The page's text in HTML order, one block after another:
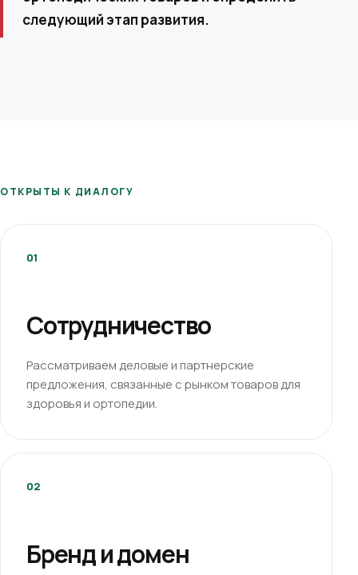
следующий этап развития.
ОТКРЫТЫ К ДИАЛОГУ
01
Сотрудничество
Рассматриваем деловые и партнерские
предложения, связанные с рынком товаров для
здоровья и ортопедии.
02
Бренд и домен